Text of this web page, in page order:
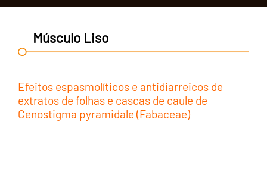
Músculo Liso
Efeitos espasmolíticos e antidiarreicos de
extratos de folhas e cascas de caule de
Cenostigma pyramidale (Fabaceae)